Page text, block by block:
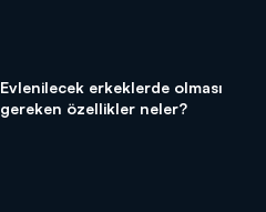
Evlenilecek erkeklerde olması
gereken özellikler neler?